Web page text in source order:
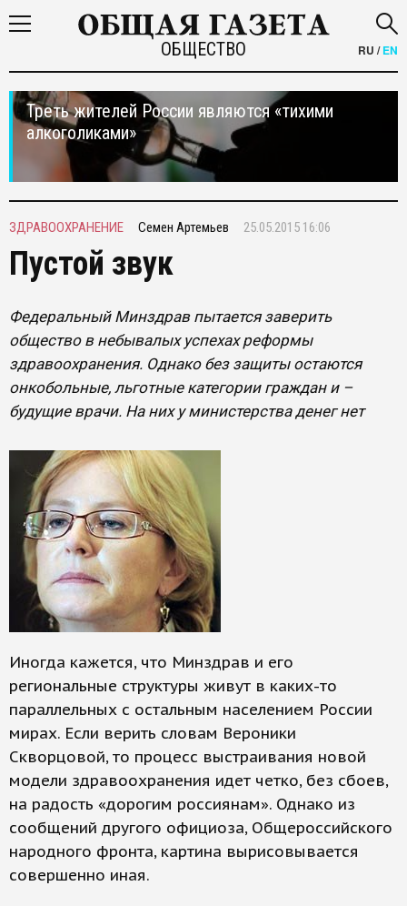
ОБЩЕСТВО RU /EN
Треть жителей России являются «тихими
алкоголиками»
ЗДРАВООХРАНЕНИЕ Семен Артемьев 25.05.2015 16:06
Пустой звук
Федеральный Минздрав пытается заверить
общество в небывалых успехах реформы
здравоохранения. Однако без защиты остаются
онкобольные, льготные категории граждан и –
будущие врачи. На них у министерства денег нет
Иногда кажется, что Минздрав и его
региональные структуры живут в каких-то
параллельных с остальным населением России
мирах. Если верить словам Вероники
Скворцовой, то процесс выстраивания новой
модели здравоохранения идет четко, без сбоев,
на радость «дорогим россиянам». Однако из
сообщений другого официоза, Общероссийского
народного фронта, картина вырисовывается
совершенно иная.